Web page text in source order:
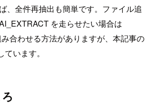
、全件再抽出も簡単です。ファイル追
を走らせたい場合は
合わせる方法がありますが、本記事の
います。